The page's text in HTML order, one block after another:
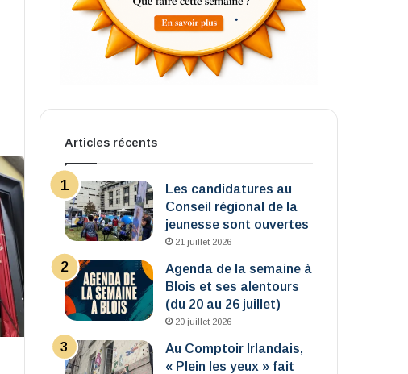
Articles récents
Les candidatures au
Conseil régional de la
jeunesse sont ouvertes
21 juillet 2026
Agenda de la semaine à
Blois et ses alentours
(du 20 au 26 juillet)
20 juillet 2026
Au Comptoir Irlandais,
« Plein les yeux » fait